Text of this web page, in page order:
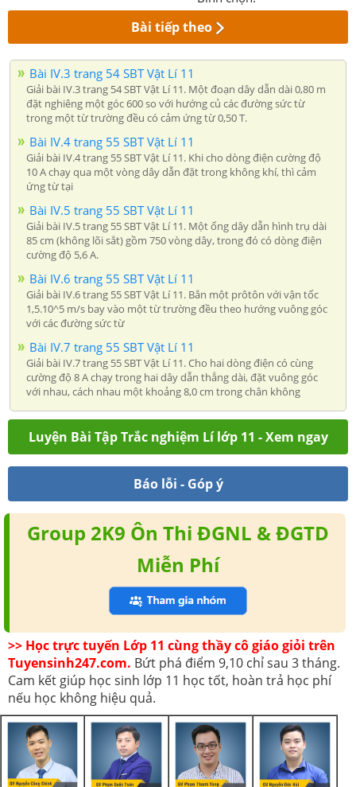
Bài tiếp theo
Bài IV.3 trang 54 SBT Vật Lí 11
Giải bài IV.3 trang 54 SBT Vật Lí 11. Một đoạn dây dẫn dài 0,80 m
đặt nghiêng một góc 600 so với hướng củ các đường sức từ
trong một từ trường đều có cảm ứng từ 0,50 T.
Bài IV.4 trang 55 SBT Vật Lí 11
Giải bài IV.4 trang 55 SBT Vật Lí 11. Khi cho dòng điện cường độ
10 A chạy qua một vòng dây dẫn đặt trong không khí, thì cảm
ứng từ tại
Bài IV.5 trang 55 SBT Vật Lí 11
Giải bài IV.5 trang 55 SBT Vật Lí 11. Một ống dây dẫn hình trụ dài
85 cm (không lõi sắt) gồm 750 vòng dây, trong đó có dòng điện
cường độ 5,6 A.
Bài IV.6 trang 55 SBT Vật Lí 11
Giải bài IV.6 trang 55 SBT Vật Lí 11. Bắn một prôtôn với vận tốc
1,5.10^5 m/s bay vào một từ trường đều theo hướng vuông góc
với các đường sức từ
Bài IV.7 trang 55 SBT Vật Lí 11
Giải bài IV.7 trang 55 SBT Vật Lí 11. Cho hai dòng điện có cùng
cường độ 8 A chạy trong hai dây dẫn thẳng dài, đặt vuông góc
với nhau, cách nhau một khoảng 8,0 cm trong chân không
Luyện Bài Tập Trắc nghiệm Lí lớp 11 - Xem ngay
Báo lỗi - Góp ý
Group 2K9 Ôn Thi ĐGNL & ĐGTD
Miễn Phí
>> Học trực tuyến Lớp 11 cùng thầy cô giáo giỏi trên
Tuyensinh247.com. Bứt phá điểm 9,10 chỉ sau 3 tháng.
Cam kết giúp học sinh lớp 11 học tốt, hoàn trả học phí
nếu học không hiệu quả.